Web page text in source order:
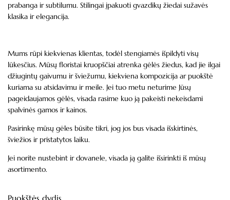
prabanga ir subtilumu. Stilingai įpakuoti gvazdikų žiedai sužavės
klasika ir elegancija.
Mums rūpi kiekvienas klientas, todėl stengiamės išpildyti visų
lūkesčius. Mūsų floristai kruopščiai atrenka gėlės žiedus, kad jie ilgai
džiugintų gaivumu ir šviežumu, kiekviena kompozicija ar puokštė
kuriama su atsidavimu ir meile. Jei tuo metu neturime Jūsų
pageidaujamos gėlės, visada rasime kuo ją pakeisti nekeisdami
spalvinės gamos ir kainos.
Pasirinkę mūsų gėles būsite tikri, jog jos bus visada išskirtinės,
šviežios ir pristatytos laiku.
Jei norite nustebint ir dovanele, visada ją galite išsirinkti iš mūsų
asortimento.